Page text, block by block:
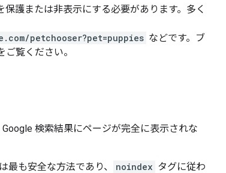
護または非表示にする必要があります。多く
petchooser?pet=puppies などです。ブ
ご覧ください。
検索結果にページが完全に表示されな
最も安全な方法であり、 noindex タグに従わ